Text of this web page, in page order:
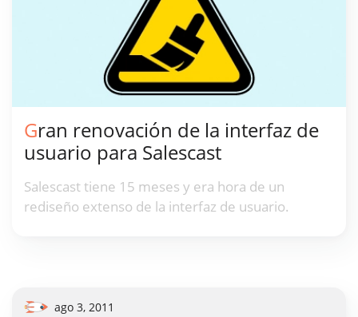
Gran renovación de la interfaz de
usuario para Salescast
Salescast tiene 15 meses y era hora de un
rediseño extenso de la interfaz de usuario.
ago 3, 2011